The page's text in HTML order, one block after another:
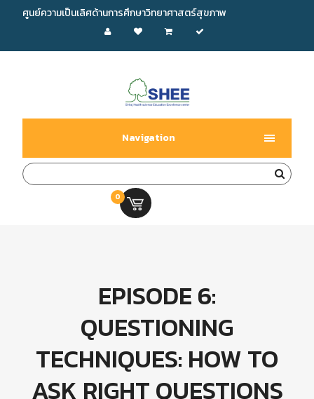
ศูนย์ความเป็นเลิศด้านการศึกษาวิทยาศาสตร์สุขภาพ
Navigation
0
EPISODE 6:
QUESTIONING
TECHNIQUES: HOW TO
ASK RIGHT QUESTIONS